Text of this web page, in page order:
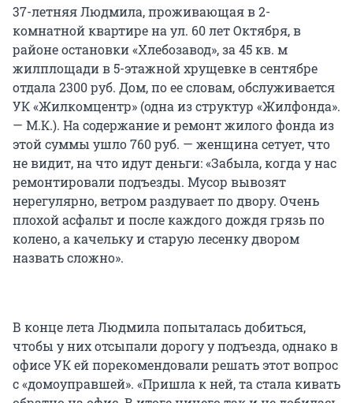
37-летняя Людмила, проживающая в 2-
комнатной квартире на ул. 60 лет Октября, в
районе остановки «Хлебозавод», за 45 кв. м
жилплощади в 5-этажной хрущевке в сентябре
отдала 2300 руб. Дом, по ее словам, обслуживается
УК «Жилкомцентр» (одна из структур «Жилфонда».
— М.К.). На содержание и ремонт жилого фонда из
этой суммы ушло 760 руб. — женщина сетует, что
не видит, на что идут деньги: «Забыла, когда у нас
ремонтировали подъезды. Мусор вывозят
нерегулярно, ветром раздувает по двору. Очень
плохой асфальт и после каждого дождя грязь по
колено, а качельку и старую лесенку двором
назвать сложно».
В конце лета Людмила попыталась добиться,
чтобы у них отсыпали дорогу у подъезда, однако в
офисе УК ей порекомендовали решать этот вопрос
с «домоуправшей». «Пришла к ней, та стала кивать